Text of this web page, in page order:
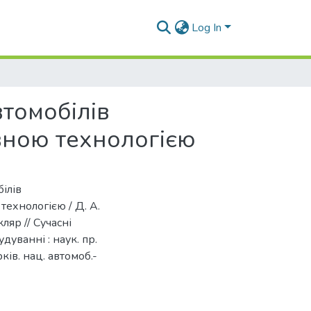
Log In
технологією
/ Д. А.
// Сучасні
: наук. пр.
нац. автомоб.-